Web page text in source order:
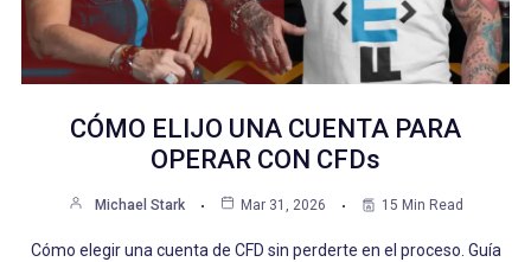
CÓMO ELIJO UNA CUENTA PARA
OPERAR CON CFDs
Michael Stark Mar 31, 2026 15 Min Read
Cómo elegir una cuenta de CFD sin perderte en el proceso. Guía